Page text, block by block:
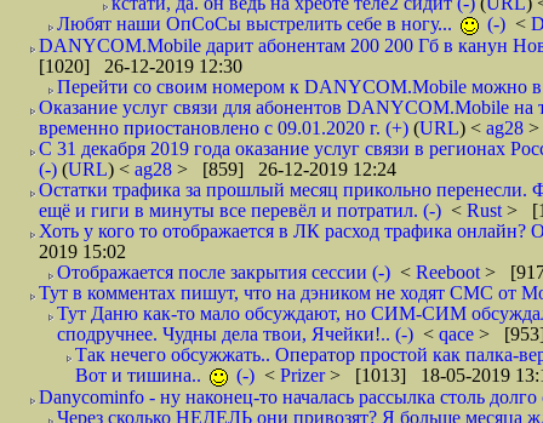
Любят наши ОпСоСы выстрелить себе в ногу...
(-) <
DANYCOM.Mobile дарит абонентам 200 200 Гб в канун
[1020] 26-12-2019 12:30
Перейти со своим номером к DANYCOM.Mobile можно в
Оказание услуг связи для абонентов DANYCOM.Mobile
временно приостановлено с 09.01.2020 г. (+) (URL) < ag28 >
С 31 декабря 2019 года оказание услуг связи в регионах
(-) (URL) < ag28 > [859] 26-12-2019 12:24
Остатки трафика за прошлый месяц прикольно
ещё и гиги в минуты все перевёл и потратил. (-) < Rust >
Хоть у кого то отображается в ЛК расход трафика
2019 15:02
Отображается после закрытия сессии (-) < Reeboot >
Тут в комментах пишут, что на дэником не ходят СМС от
Тут Даню как-то мало обсуждают, но СИМ-СИМ
сподручнее. Чудны дела твои, Ячейки!.. (-) < qace > [953]
Так нечего обсужжать.. Оператор простой как палка-
Вот и тишина..
(-) < Prizer> [1013] 18-05-2019
Danycominfo - ну наконец-то началась рассылка столь
Через сколько НЕДЕЛЬ они привозят? Я больше месяца